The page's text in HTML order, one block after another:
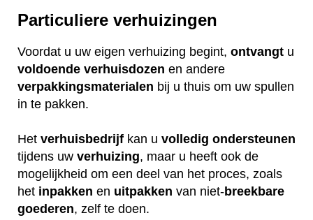
Particuliere verhuizingen
Voordat u uw eigen verhuizing begint, ontvangt u
voldoende verhuisdozen en andere
verpakkingsmaterialen bij u thuis om uw spullen
in te pakken.
Het verhuisbedrijf kan u volledig ondersteunen
tijdens uw verhuizing, maar u heeft ook de
mogelijkheid om een deel van het proces, zoals
het inpakken en uitpakken van niet-breekbare
goederen, zelf te doen.